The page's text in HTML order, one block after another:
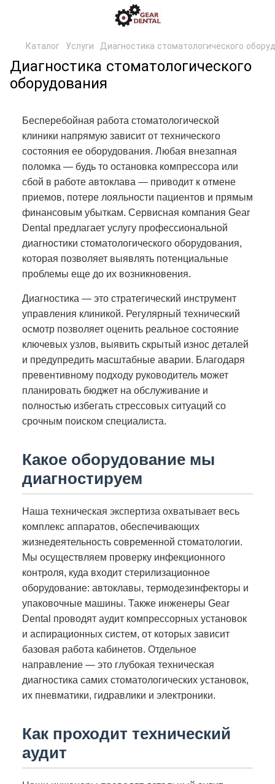
Каталог Услуги Диагностика стоматологического
Диагностика стоматологического
оборудования
Бесперебойная работа стоматологической
клиники напрямую зависит от технического
состояния ее оборудования. Любая внезапная
поломка — будь то остановка компрессора или
сбой в работе автоклава — приводит к отмене
приемов, потере лояльности пациентов и прямым
финансовым убыткам. Сервисная компания Gear
Dental предлагает услугу профессиональной
диагностики стоматологического оборудования,
которая позволяет выявлять потенциальные
проблемы еще до их возникновения.
Диагностика — это стратегический инструмент
управления клиникой. Регулярный технический
осмотр позволяет оценить реальное состояние
ключевых узлов, выявить скрытый износ деталей
и предупредить масштабные аварии. Благодаря
превентивному подходу руководитель может
планировать бюджет на обслуживание и
полностью избегать стрессовых ситуаций со
срочным поиском специалиста.
Какое оборудование мы
диагностируем
Наша техническая экспертиза охватывает весь
комплекс аппаратов, обеспечивающих
жизнедеятельность современной стоматологии.
Мы осуществляем проверку инфекционного
контроля, куда входит стерилизационное
оборудование: автоклавы, термодезинфекторы и
упаковочные машины. Также инженеры Gear
Dental проводят аудит компрессорных установок
и аспирационных систем, от которых зависит
базовая работа кабинетов. Отдельное
направление — это глубокая техническая
диагностика самих стоматологических установок,
их пневматики, гидравлики и электроники.
Как проходит технический
аудит